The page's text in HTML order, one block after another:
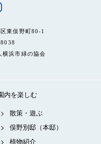
東俣野町80-1
横浜市緑の協会
内を楽しむ
散策・遊ぶ
俣野別邸（本邸）
植物紹介